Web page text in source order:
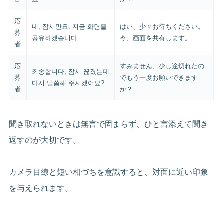
応
募
者
네, 잠시만요. 지금 화면을
공유하겠습니다.
はい、少々お待ちください。
今、画面を共有します。
応
募
者
죄송합니다, 잠시 끊겼는데
다시 말씀해 주시겠어요?
すみません、少し途切れたの
でもう一度お願いできます
か？
聞き取れないときは無言で固まらず、ひと言添えて聞き
返すのが大切です。
カメラ目線と短い相づちを意識すると、対面に近い印象
を与えられます。